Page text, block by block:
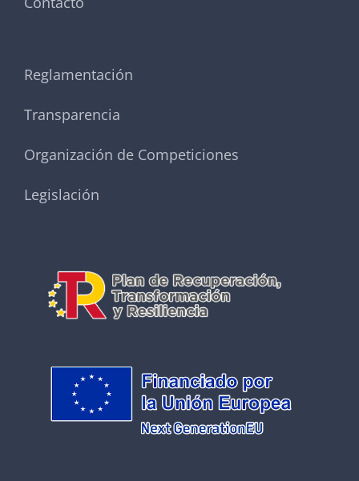
Reglamentación
Transparencia
Organización de Competiciones
Legislación